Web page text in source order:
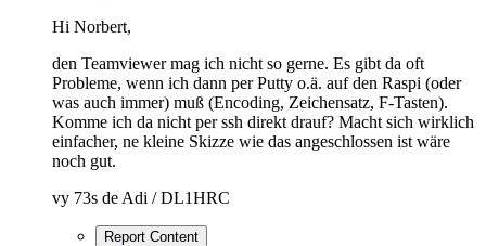
Hi Norbert,
den Teamviewer mag ich nicht so gerne. Es gibt da oft
Probleme, wenn ich dann per Putty o.ä. auf den Raspi (oder
was auch immer) muß (Encoding, Zeichensatz, F-Tasten).
Komme ich da nicht per ssh direkt drauf? Macht sich wirklich
einfacher, ne kleine Skizze wie das angeschlossen ist wäre
noch gut.
vy 73s de Adi / DL1HRC
Report Content